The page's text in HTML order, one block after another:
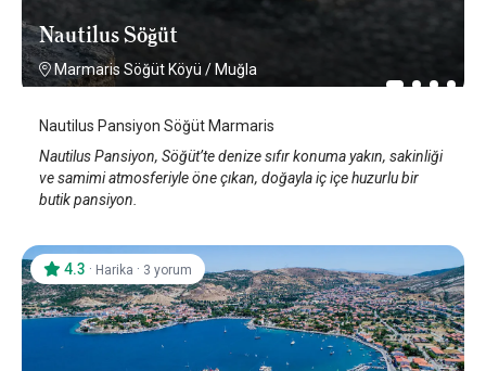
Nautilus Söğüt
Marmaris Söğüt Köyü / Muğla
Nautilus Pansiyon Söğüt Marmaris
Nautilus Pansiyon, Söğüt’te denize sıfır konuma yakın, sakinliği
ve samimi atmosferiyle öne çıkan, doğayla iç içe huzurlu bir
butik pansiyon.
4.3 · Harika · 3 yorum